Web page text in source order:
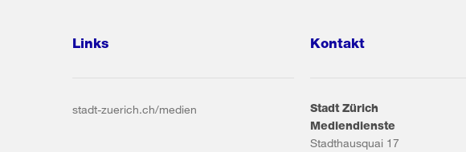
Links
stadt-zuerich.ch/medien
Kontakt
Stadt Zürich
Mediendienste
Stadthausquai 17